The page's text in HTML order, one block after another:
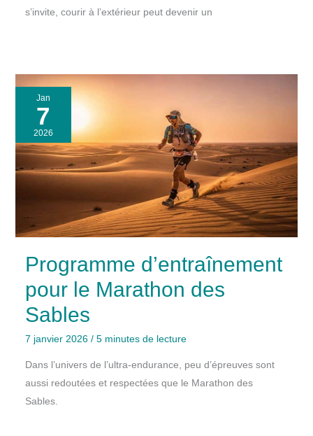
s’invite, courir à l’extérieur peut devenir un
Jan
7
2026
Programme d’entraînement
pour le Marathon des
Sables
7 janvier 2026 / 5 minutes de lecture
Dans l’univers de l’ultra-endurance, peu d’épreuves sont
aussi redoutées et respectées que le Marathon des
Sables.